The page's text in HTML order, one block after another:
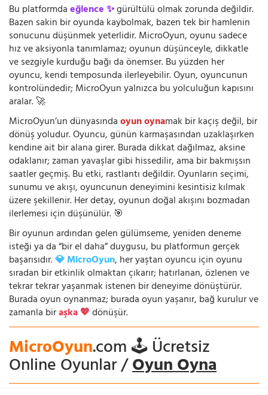
Bu platformdaeğlence ✨gürültülü olmak zorunda değildir.
Bazen sakin bir oyunda kaybolmak, bazen tek bir hamlenin
sonucunu düşünmek yeterlidir. MicroOyun, oyunu sadece
hız ve aksiyonla tanımlamaz; oyunun düşünceyle, dikkatle
ve sezgiyle kurduğu bağı da önemser. Bu yüzden her
oyuncu, kendi temposunda ilerleyebilir. Oyun, oyuncunun
kontrolündedir; MicroOyun yalnızca bu yolculuğun kapısını
aralar. 🚀
MicroOyun’un dünyasındaoyun oynamak bir kaçış değil, bir
dönüş yoludur. Oyuncu, günün karmaşasından uzaklaşırken
kendine ait bir alana girer. Burada dikkat dağılmaz, aksine
odaklanır; zaman yavaşlar gibi hissedilir, ama bir bakmışsın
saatler geçmiş. Bu etki, rastlantı değildir. Oyunların seçimi,
sunumu ve akışı, oyuncunun deneyimini kesintisiz kılmak
üzere şekillenir. Her detay, oyunun doğal akışını bozmadan
ilerlemesi için düşünülür. 🎯
Bir oyunun ardından gelen gülümseme, yeniden deneme
isteği ya da “bir el daha” duygusu, bu platformun gerçek
başarısıdır.💎 MicroOyun, her yaştan oyuncu için oyunu
sıradan bir etkinlik olmaktan çıkarır; hatırlanan, özlenen ve
tekrar tekrar yaşanmak istenen bir deneyime dönüştürür.
Burada oyun oynanmaz; burada oyun yaşanır, bağ kurulur ve
zamanla biraşka 💖dönüşür.
MicroOyun.com 🕹️ Ücretsiz
Online Oyunlar /Oyun Oyna